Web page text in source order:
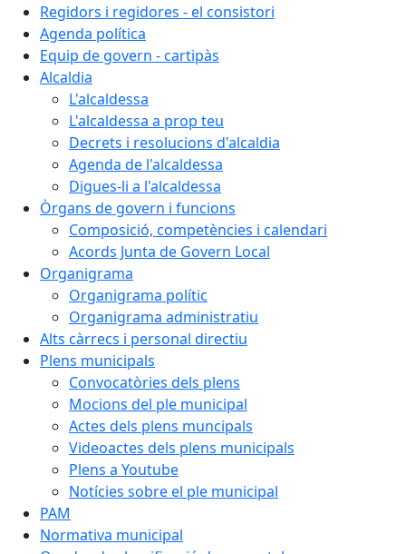
Regidors i regidores - el consistori
Agenda política
Equip de govern - cartipàs
Alcaldia
L'alcaldessa
L'alcaldessa a prop teu
Decrets i resolucions d'alcaldia
Agenda de l'alcaldessa
Digues-li a l'alcaldessa
Òrgans de govern i funcions
Composició, competències i calendari
Acords Junta de Govern Local
Organigrama
Organigrama polític
Organigrama administratiu
Alts càrrecs i personal directiu
Plens municipals
Convocatòries dels plens
Mocions del ple municipal
Actes dels plens muncipals
Videoactes dels plens municipals
Plens a Youtube
Notícies sobre el ple municipal
PAM
Normativa municipal